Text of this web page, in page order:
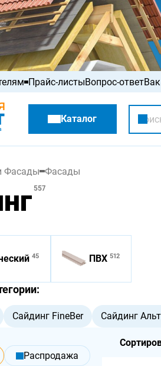
Прайс-листыВопрос-ответ
Каталог
Фасады Фасады
557
45 ПВХ 512
Сайдинг FineBer Сайдинг
Распродажа